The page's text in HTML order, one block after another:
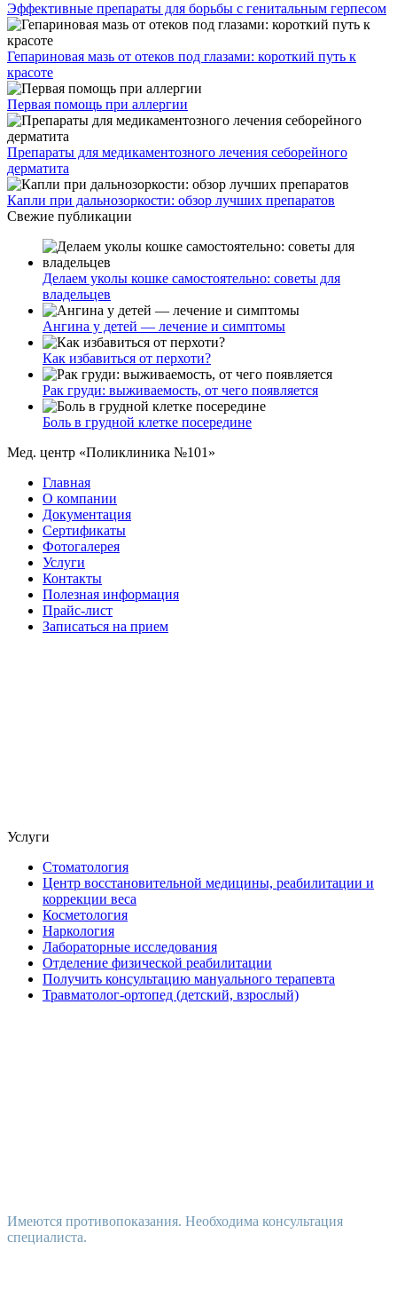
Эффективные препараты для борьбы с генитальным герпесом
Гепариновая мазь от отеков под глазами: короткий путь к
красоте
Первая помощь при аллергии
Препараты для медикаментозного лечения себорейного
дерматита
Капли при дальнозоркости: обзор лучших препаратов
Свежие публикации
Делаем уколы кошке самостоятельно: советы для
владельцев
Ангина у детей — лечение и симптомы
Как избавиться от перхоти?
Рак груди: выживаемость, от чего появляется
Боль в грудной клетке посередине
Мед. центр «Поликлиника №101»
Главная
О компании
Документация
Сертификаты
Фотогалерея
Услуги
Контакты
Полезная информация
Прайс-лист
Записаться на прием
Услуги
Стоматология
Центр восстановительной медицины, реабилитации и
коррекции веса
Косметология
Наркология
Лабораторные исследования
Отделение физической реабилитации
Получить консультацию мануального терапевта
Травматолог-ортопед (детский, взрослый)
Имеются противопоказания. Необходима консультация
специалиста.